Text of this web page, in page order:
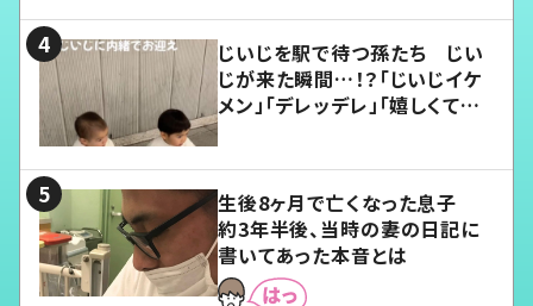
じいじを駅で待つ孫たち じい
じが来た瞬間…！？「じいじイケ
メン」「デレッデレ」「嬉しくて可
生後8ヶ月で亡くなった息子
約3年半後、当時の妻の日記に
書いてあった本音とは